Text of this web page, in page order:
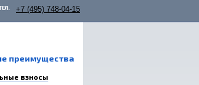
+7 (495) 748-04-15
преимущества
взносы